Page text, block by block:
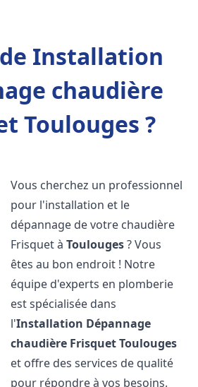
Installation
chaudière
Toulouges ?
Vous cherchez un professionnel
pour l'installation et le
dépannage de votre chaudière
Frisquet àToulouges? Vous
êtes au bon endroit ! Notre
équipe d'experts en plomberie
est spécialisée dans
l'Installation Dépannage
chaudière FrisquetToulouges
et offre des services de qualité
pour répondre à vos besoins.